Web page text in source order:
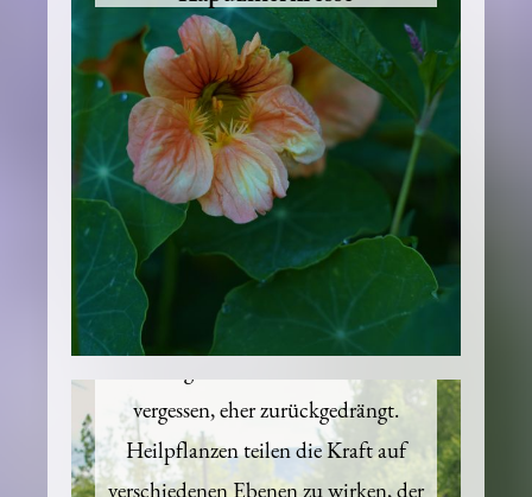
Kapuzinerkresse
Heilpflanzen sind seit Tausenden von
Jahren ein wichtiger Bestandteil, ihre
Wirkungen und Kräfte wurden nie
vergessen, eher zurückgedrängt.
Heilpflanzen teilen die Kraft auf